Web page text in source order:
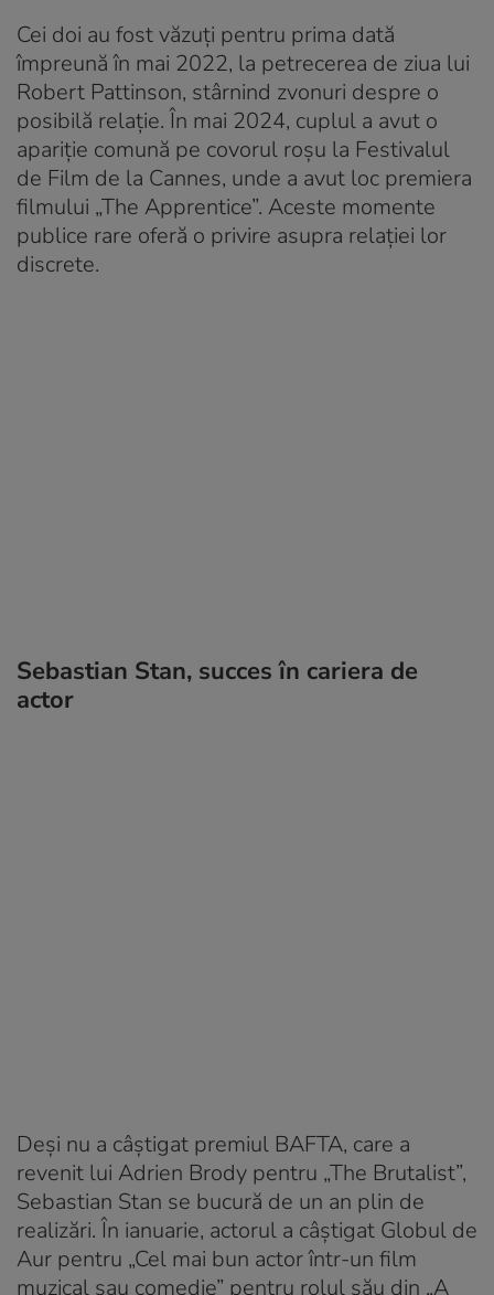
Cei doi au fost văzuți pentru prima dată
împreună în mai 2022, la petrecerea de ziua lui
Robert Pattinson, stârnind zvonuri despre o
posibilă relație. În mai 2024, cuplul a avut o
apariție comună pe covorul roșu la Festivalul
de Film de la Cannes, unde a avut loc premiera
filmului „The Apprentice”. Aceste momente
publice rare oferă o privire asupra relației lor
discrete.
Sebastian Stan, succes în cariera de
actor
Deși nu a câștigat premiul BAFTA, care a
revenit lui Adrien Brody pentru „The Brutalist”,
Sebastian Stan se bucură de un an plin de
realizări. În ianuarie, actorul a câștigat Globul de
Aur pentru „Cel mai bun actor într-un film
muzical sau comedie” pentru rolul său din „A